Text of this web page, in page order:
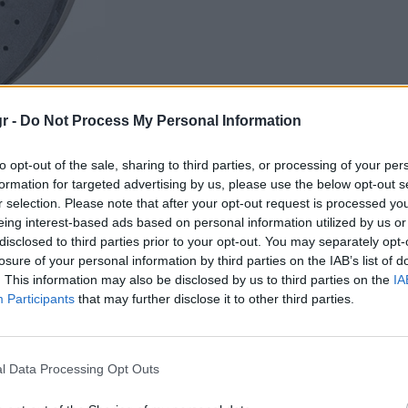
- Do Not Process My Personal Information
opt-out of the sale, sharing to third parties, or processing of your
for targeted advertising by us, please use the below opt-out
selection. Please note that after your opt-out request is processed
interest-based ads based on personal information utilized by us
to third parties prior to your opt-out. You may separately
of your personal information by third parties on the IAB’s list of
This information may also be disclosed by us to third parties on the
Participants that may further disclose it to other third parties.
Data Processing Opt Outs
οι περισσότεροι
από τα παραδοσιακάτακάκια φρένωνκαι
τεμαχίων απο άνθρακα. Οι
ότι προσφέρουν καλύτερες επιδόσεις
αλλά αξίζουν πραγματικά τα φρένα από
Τι είναι αυτές οι